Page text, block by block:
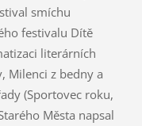
smíchu
festivalu Dítě
literárních
Milenci z bedny a
(Sportovec roku,
Města napsal